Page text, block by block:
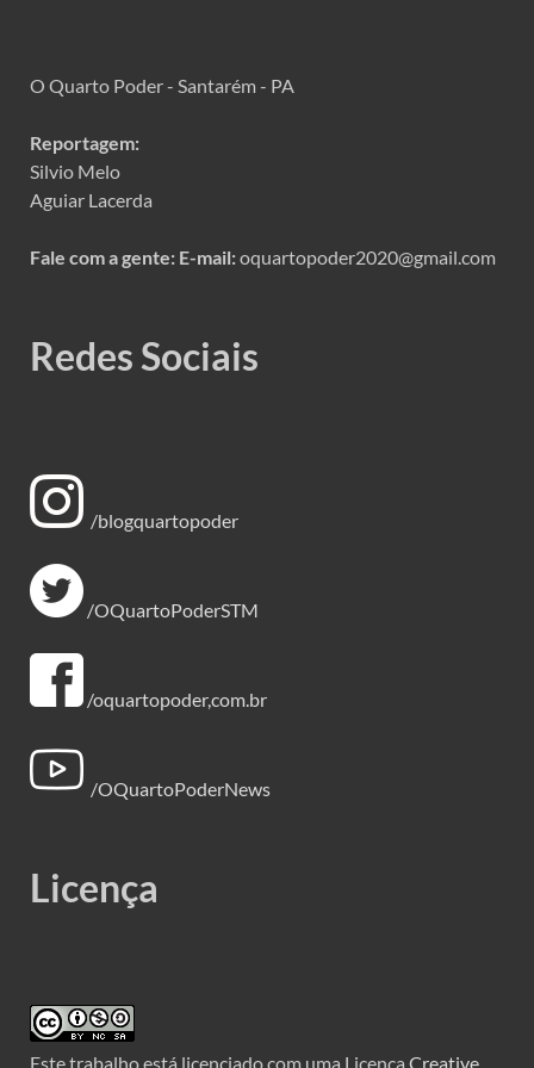
O Quarto Poder - Santarém - PA
Reportagem:
Silvio Melo
Aguiar Lacerda
Fale com a gente: E-mail:oquartopoder2020@gmail.com
Redes Sociais
/blogquartopoder
/OQuartoPoderSTM
/oquartopoder,com.br
/OQuartoPoderNews
Licença
Este trabalho está licenciado com uma Licença Creative